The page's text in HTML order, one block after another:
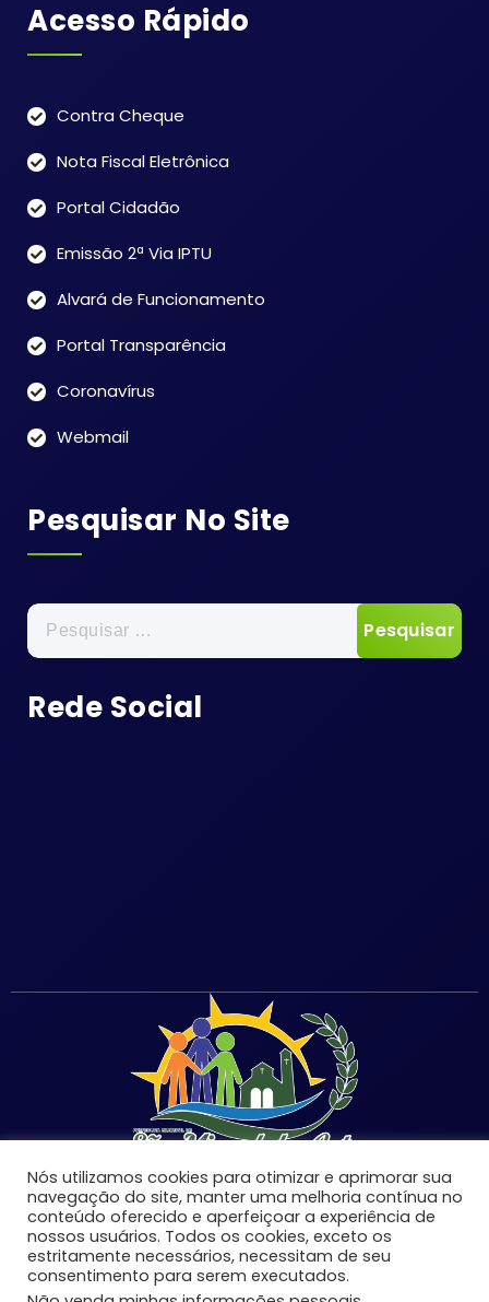
Acesso Rápido
Contra Cheque
Nota Fiscal Eletrônica
Portal Cidadão
Emissão 2ª Via IPTU
Alvará de Funcionamento
Portal Transparência
Coronavírus
Webmail
Pesquisar No Site
Pesquisar
por:
Rede Social
©Copyright 2026 | Prefeitura Municipal de São Miguel
do Anta-MG | Todos os direitos reservados.
Nós utilizamos cookies para otimizar e aprimorar sua
navegação do site, manter uma melhoria contínua no
conteúdo oferecido e aperfeiçoar a experiência de
nossos usuários. Todos os cookies, exceto os
estritamente necessários, necessitam de seu
consentimento para serem executados.